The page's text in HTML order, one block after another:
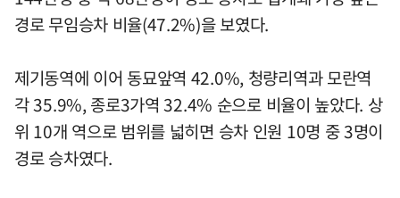
경로 무임승차 비율(47.2%)을 보였다.
제기동역에 이어 동묘앞역 42.0%, 청량리역과 모란역
각 35.9%, 종로3가역 32.4% 순으로 비율이 높았다. 상
위 10개 역으로 범위를 넓히면 승차 인원 10명 중 3명이
경로 승차였다.